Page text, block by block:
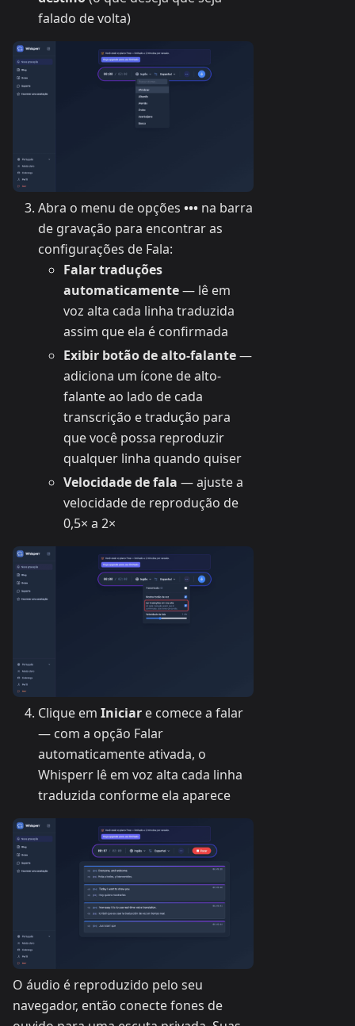
falado de volta)
Abra o menu de opções ••• na barra
de gravação para encontrar as
configurações de Fala:
Falar traduções
automaticamente— lê em
voz alta cada linha traduzida
assim que ela é confirmada
Exibir botão de alto-falante—
adiciona um ícone de alto-
falante ao lado de cada
transcrição e tradução para
que você possa reproduzir
qualquer linha quando quiser
Velocidade de fala — ajuste a
velocidade de reprodução de
0,5× a 2×
Clique em Iniciar e comece a falar
— com a opção Falar
automaticamente ativada, o
Whisperr lê em voz alta cada linha
traduzida conforme ela aparece
O áudio é reproduzido pelo seu
navegador, então conecte fones de